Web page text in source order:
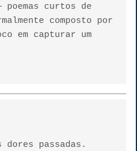
curtos de
composto por
em capturar um
dores passadas.